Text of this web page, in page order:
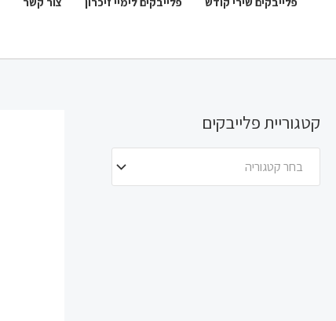
קטגוריית פלייבקים
בחר קטגוריה